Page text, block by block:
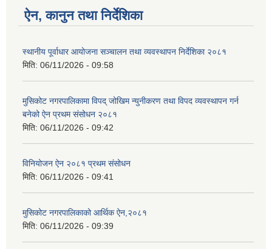
ऐन, कानुन तथा निर्देशिका
स्थानीय पूर्वाधार आयोजना सञ्चालन तथा व्यवस्थापन निर्देशिका २०८१
मिति: 06/11/2026 - 09:58
मुसिकोट नगरपालिकामा विपद् जोखिम न्युनीकरण तथा विपद व्यवस्थापन गर्न
बनेको ऐन प्रथम संसोधन २०८१
मिति: 06/11/2026 - 09:42
विनियोजन ऐन २०८१ प्रथम संसोधन
मिति: 06/11/2026 - 09:41
मुसिकोट नगरपालिकाको आर्थिक ऐन,२०८१
मिति: 06/11/2026 - 09:39